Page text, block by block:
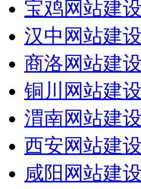
宝鸡网站建设
汉中网站建设
商洛网站建设
铜川网站建设
渭南网站建设
西安网站建设
咸阳网站建设